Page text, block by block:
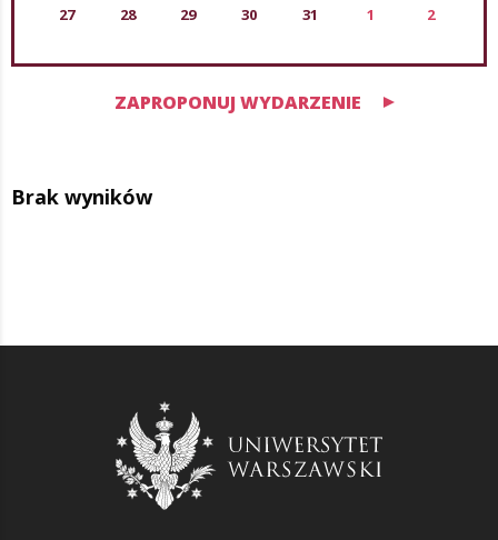
27 28 29 30 31 1 2
ZAPROPONUJ WYDARZENIE
Brak wyników